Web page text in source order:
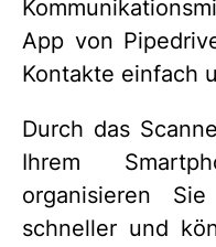
App von
Kontakte einfach
Durch das
Ihrem
organisieren
schneller und